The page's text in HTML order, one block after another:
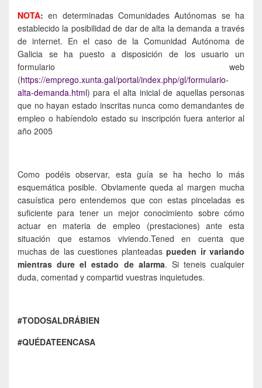
NOTA:en determinadas Comunidades Autónomas se ha
establecido la posibilidad de dar de alta la demanda a través
de internet. En el caso de la Comunidad Autónoma de
Galicia se ha puesto a disposición de los usuario un
formulario web
(https://emprego.xunta.gal/portal/index.php/gl/formulario-
alta-demanda.html) para el alta inicial de aquellas personas
que no hayan estado inscritas nunca como demandantes de
empleo o habíendolo estado su inscripción fuera anterior al
año 2005
Como podéis observar, esta guía se ha hecho lo más
esquemática posible. Obviamente queda al margen mucha
casuística pero entendemos que con estas pinceladas es
suficiente para tener un mejor conocimiento sobre cómo
actuar en materia de empleo (prestaciones) ante esta
situación que estamos viviendo.Tened en cuenta que
muchas de las cuestiones planteadaspueden ir variando
mientras dure el estado de alarma. Si teneis cualquier
duda, comentad y compartid vuestras inquietudes.
#TODOSALDRÁBIEN
#QUÉDATEENCASA